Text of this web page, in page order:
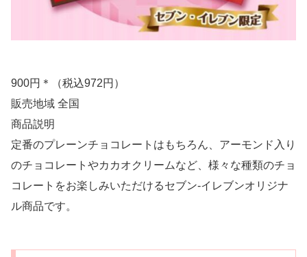
900円＊（税込972円）
販売地域 全国
商品説明
定番のプレーンチョコレートはもちろん、アーモンド入り
のチョコレートやカカオクリームなど、様々な種類のチョ
コレートをお楽しみいただけるセブン‐イレブンオリジナ
ル商品です。